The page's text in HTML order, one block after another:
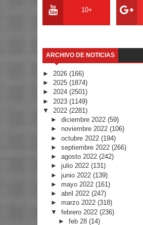
10+
ARCHIVO DE NOTICIAS
► 2026 (166)
► 2025 (1874)
► 2024 (2501)
► 2023 (1149)
▼ 2022 (2281)
► diciembre 2022 (59)
► noviembre 2022 (106)
► octubre 2022 (194)
► septiembre 2022 (266)
► agosto 2022 (242)
► julio 2022 (131)
► junio 2022 (139)
► mayo 2022 (161)
► abril 2022 (247)
► marzo 2022 (318)
▼ febrero 2022 (236)
►feb 28(14)